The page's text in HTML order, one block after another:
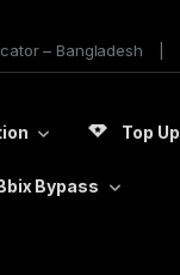
– Bangladesh
Top Up
Bypass